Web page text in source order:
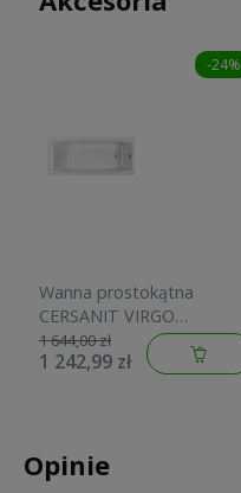
-24%
Wanna prostokątna
CERSANIT VIRGO
180x80cm biała S301-103
1 644,00 zł
1 242,99 zł
Opinie